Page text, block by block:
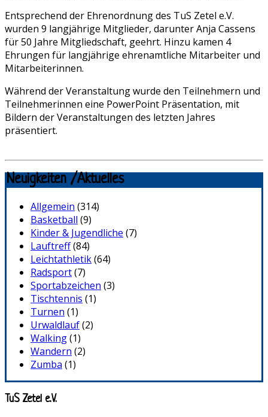
Entsprechend der Ehrenordnung des TuS Zetel e.V.
wurden 9 langjährige Mitglieder, darunter Anja Cassens
für 50 Jahre Mitgliedschaft, geehrt. Hinzu kamen 4
Ehrungen für langjährige ehrenamtliche Mitarbeiter und
Mitarbeiterinnen.
Während der Veranstaltung wurde den Teilnehmern und
Teilnehmerinnen eine PowerPoint Präsentation, mit
Bildern der Veranstaltungen des letzten Jahres
präsentiert.
Neuigkeiten /Aktuelles
Allgemein (314)
Basketball (9)
Kinder & Jugendliche (7)
Lauftreff(84)
Leichtathletik(64)
Radsport(7)
Sportabzeichen (3)
Tischtennis (1)
Turnen (1)
Urwaldlauf(2)
Walking(1)
Wandern (2)
Zumba (1)
TuS Zetel e.V.